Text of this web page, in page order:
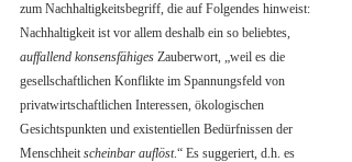
zum Nachhaltigkeitsbegriff, die auf Folgendes hinweist:
Nachhaltigkeit ist vor allem deshalb ein so beliebtes,
auffallend konsensfähiges Zauberwort, „weil es die
gesellschaftlichen Konflikte im Spannungsfeld von
privatwirtschaftlichen Interessen, ökologischen
Gesichtspunkten und existentiellen Bedürfnissen der
Menschheit scheinbar auflöst.“ Es suggeriert, d.h. es